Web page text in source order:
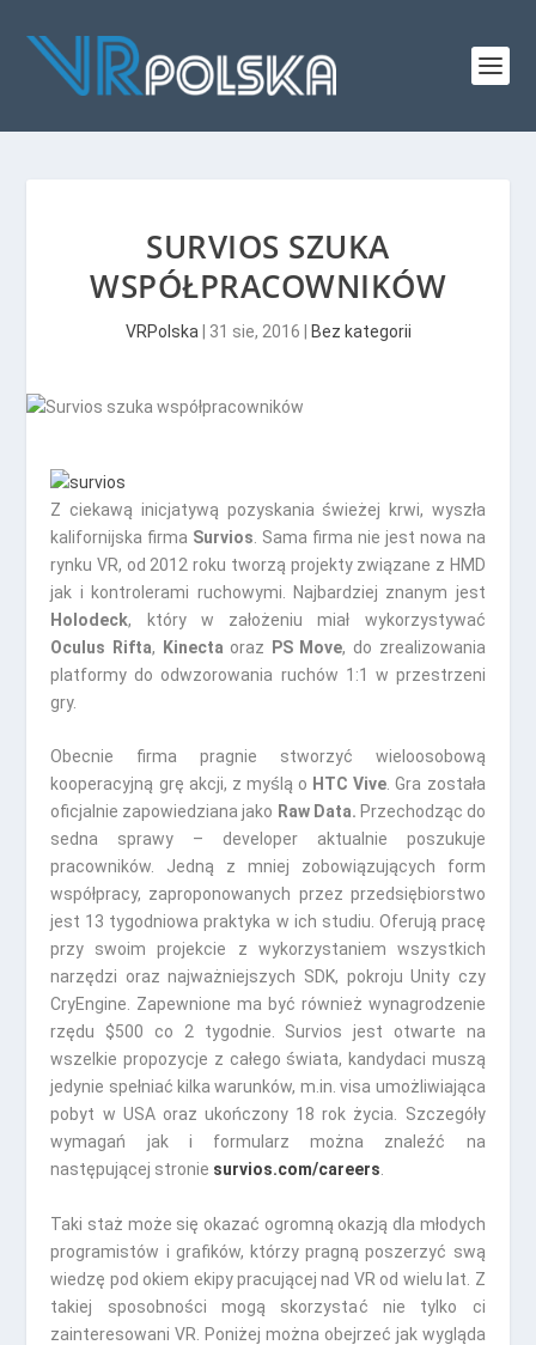
SURVIOS SZUKA
WSPÓŁPRACOWNIKÓW
VRPolska 31 sie, 2016 Bez kategorii
Z ciekawą inicjatywą pozyskania świeżej krwi, wyszła
kalifornijska firma Survios . Sama firma nie jest nowa na
rynku VR, od 2012 roku tworzą projekty związane z HMD
jak i kontrolerami ruchowymi. Najbardziej znanym jest
Holodeck, który w założeniu miał wykorzystywać
Oculus Rifta, Kinecta oraz PS Move, do zrealizowania
platformy do odwzorowania ruchów 1:1 w przestrzeni
gry.
Obecnie firma pragnie stworzyć wieloosobową
kooperacyjną grę akcji, z myślą o HTC Vive. Gra została
oficjalnie zapowiedziana jako Raw Data. Przechodząc do
sedna sprawy – developer aktualnie poszukuje
pracowników. Jedną z mniej zobowiązujących form
współpracy, zaproponowanych przez przedsiębiorstwo
jest 13 tygodniowa praktyka w ich studiu. Oferują pracę
przy swoim projekcie z wykorzystaniem wszystkich
narzędzi oraz najważniejszych SDK, pokroju Unity czy
CryEngine. Zapewnione ma być również wynagrodzenie
rzędu $500 co 2 tygodnie. Survios jest otwarte na
wszelkie propozycje z całego świata, kandydaci muszą
jedynie spełniać kilka warunków, m.in. visa umożliwiająca
pobyt w USA oraz ukończony 18 rok życia. Szczegóły
wymagań jak i formularz można znaleźć na
następującej stronie survios.com/careers.
Taki staż może się okazać ogromną okazją dla młodych
programistów i grafików, którzy pragną poszerzyć swą
wiedzę pod okiem ekipy pracującej nad VR od wielu lat. Z
takiej sposobności mogą skorzystać nie tylko ci
zainteresowani VR. Poniżej można obejrzeć jak wygląda